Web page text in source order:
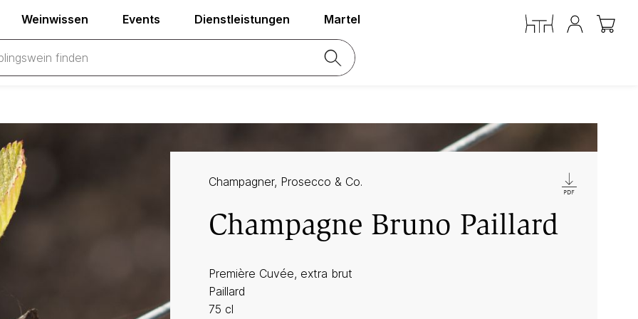
Weinwissen Events Dienstleistungen Martel
Champagner, Prosecco & Co.
Champagne Bruno Paillard
Première Cuvée, extra brut
Paillard
75 cl